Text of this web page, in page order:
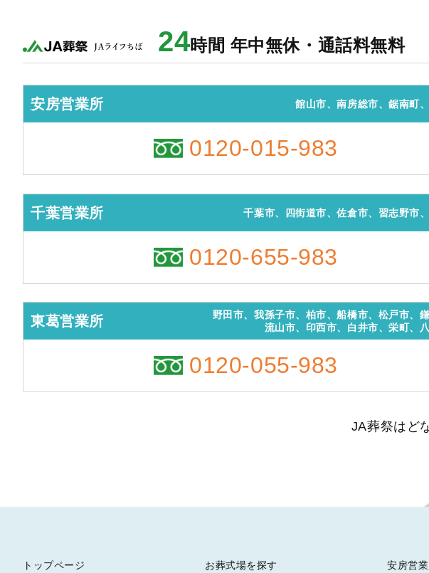
24時間 年中無休・通話料無料
安房営業所 館山市、南房総市、鋸南町
0120-015-983
千葉営業所 千葉市、四街道市、佐倉市、習志野市
0120-655-983
東葛営業所
野田市、我孫子市、柏市、船橋市、松戸市、
流山市、印西市、白井市、栄町、
0120-055-983
JA葬祭はど
トップページ お葬式場を探す 安房営